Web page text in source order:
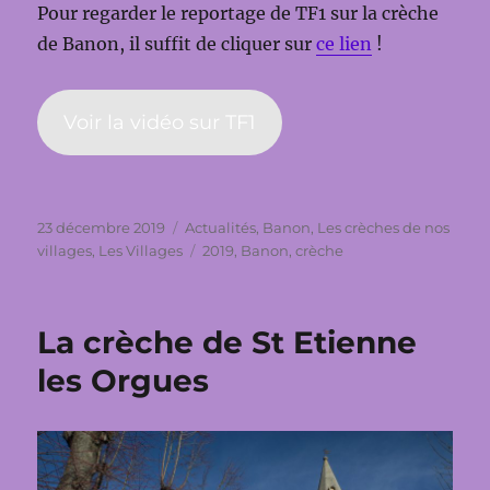
Pour regarder le reportage de TF1 sur la crèche
de Banon, il suffit de cliquer surce lien !
Voir la vidéo sur TF1
Publié
le
23 décembre 2019 Catégories
Actualités, Banon, Les crèches de nos
villages, Les Villages Étiquettes
2019, Banon,crèche
La crèche de St Etienne
les Orgues